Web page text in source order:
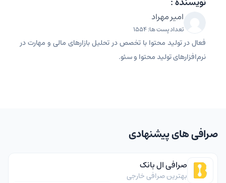
امیر مهراد
تعداد پست ها: 1554
فعال در تولید محتوا با تخصص در تحلیل بازارهای مالی و مهارت در
نرم‌افزارهای تولید محتوا و سئو.
صرافی های پیشنهادی
صرافی ال بانک
بهترین صرافی خارجی